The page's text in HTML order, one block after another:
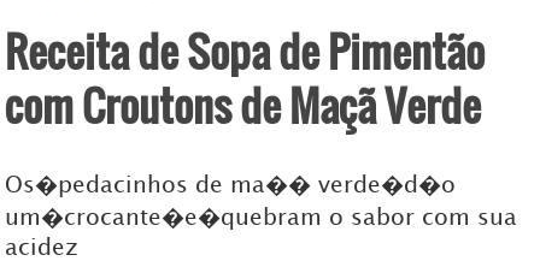
GASTRONOMIA
HOTELARIA
MODA
SOCIAL
Receita de Sopa de Pimentão
com Croutons de Maçã Verde
Os�pedacinhos de ma�� verde�d�o
um�crocante�e�quebram o sabor com sua
acidez